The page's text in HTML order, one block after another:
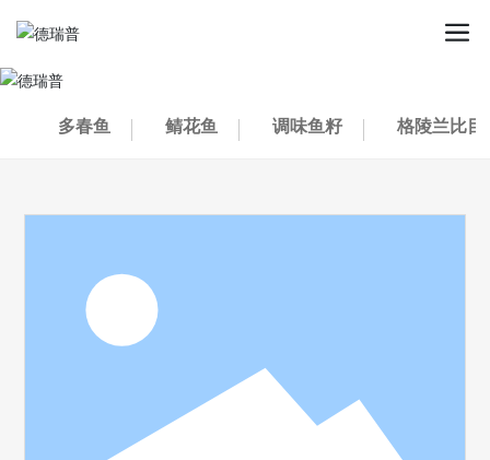
多春鱼 鲭花鱼 调味鱼籽 格陵兰比目